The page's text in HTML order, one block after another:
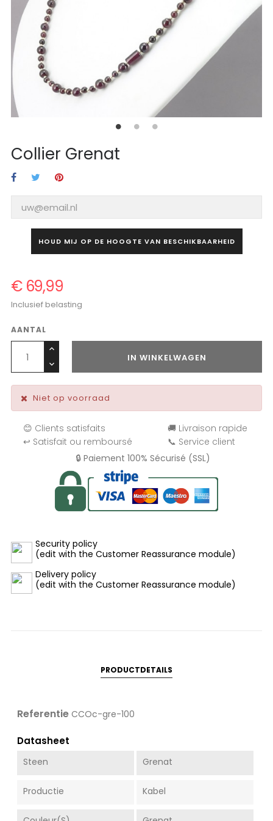
Collier Grenat
HOUD MIJ OP DE HOOGTE VAN BESCHIKBAARHEID
€ 69,99
Inclusief belasting
AANTAL
IN WINKELWAGEN
Niet op voorraad
😊 Clients satisfaits
🚚 Livraison rapide
↩️ Satisfait ou remboursé
📞 Service client
🔒 Paiement 100% Sécurisé (SSL)
Security policy
(edit with the Customer Reassurance module)
Delivery policy
(edit with the Customer Reassurance module)
PRODUCTDETAILS
Referentie CCOc-gre-100
Datasheet
Steen Grenat
Productie Kabel